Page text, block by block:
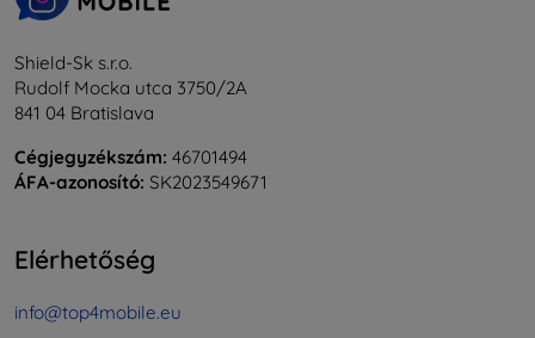
Shield-Sk s.r.o.
Rudolf Mocka utca 3750/2A
841 04 Bratislava
Cégjegyzékszám: 46701494
ÁFA-azonosító: SK2023549671
Elérhetőség
info@top4mobile.eu